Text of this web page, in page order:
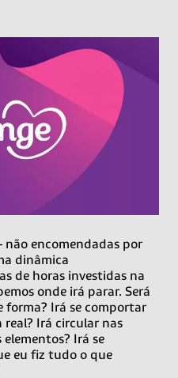
não encomendadas por
dinâmica
de horas investidas na
onde irá parar. Será
forma? Irá se comportar
Irá circular nas
Irá se
eu fiz tudo o que